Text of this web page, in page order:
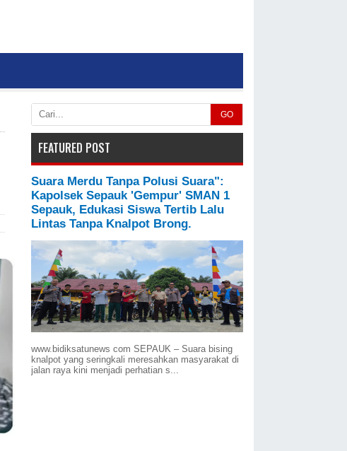
GO
FEATURED POST
Suara Merdu Tanpa Polusi Suara":
Kapolsek Sepauk 'Gempur' SMAN 1
Sepauk, Edukasi Siswa Tertib Lalu
Lintas Tanpa Knalpot Brong.
www.bidiksatunews com SEPAUK – Suara bising
knalpot yang seringkali meresahkan masyarakat di
jalan raya kini menjadi perhatian s...